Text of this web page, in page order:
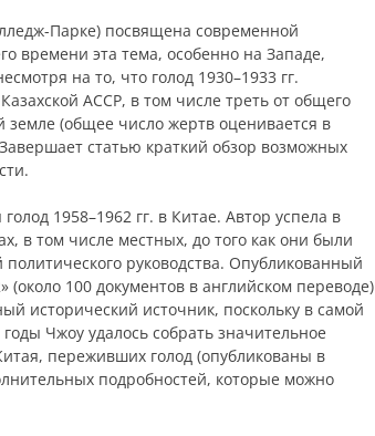
Парке) посвящена современной
времени эта тема, особенно на Западе,
на то, что голод 1930–1933 гг.
АССР, в том числе треть от общего
земле (общее число жертв оценивается в
статью краткий обзор возможных
1958–1962 гг. в Китае. Автор успела в
в том числе местных, до того как они были
руководства. Опубликованный
(около 100 документов в английском переводе)
исторический источник, поскольку в самой
Чжоу удалось собрать значительное
переживших голод (опубликованы в
подробностей, которые можно